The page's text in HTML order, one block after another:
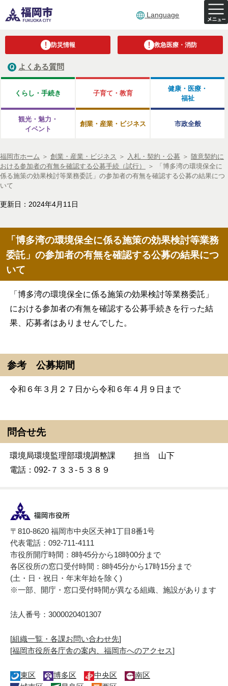
Language
防災情報 救急医療・消防
よくある質問
くらし・手続き 子育て・教育
健康・医療・
福祉
観光・魅力・
イベント
創業・産業・ビジネス 市政全般
福岡市ホーム ＞ 創業・産業・ビジネス ＞ 入札・契約・公募 ＞ 随意契約に
おける参加者の有無を確認する公募手続（試行）
＞
「博多湾の環境保全に
係る施策の効果検討等業務委託」の参加者の有無を確認する公募の結果につ
いて
更新日：2024年4月11日
「博多湾の環境保全に係る施策の効果検討等業務
委託」の参加者の有無を確認する公募の結果につ
いて
「博多湾の環境保全に係る施策の効果検討等業務委託」
における参加者の有無を確認する公募手続きを行った結
果、応募者はありませんでした。
参考 公募期間
令和６年３月２７日から令和６年４月９日まで
問合せ先
環境局環境監理部環境調整課 担当 山下
電話：092-７３３-５３８９
〒810-8620 福岡市中央区天神1丁目8番1号
代表電話：092-711-4111
市役所開庁時間：8時45分から18時00分まで
各区役所の窓口受付時間：8時45分から17時15分まで
(土・日・祝日・年末年始を除く)
※一部、開庁・窓口受付時間が異なる組織、施設があります
法人番号：3000020401307
[組織一覧・各課お問い合わせ先]
[福岡市役所各庁舎の案内、福岡市へのアクセス]
東区 博多区 中央区
南区